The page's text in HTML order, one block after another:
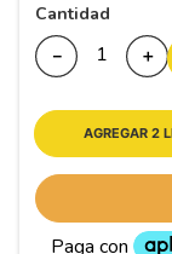
Cantidad
＋
－
AGREGAR 2